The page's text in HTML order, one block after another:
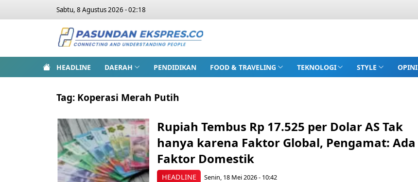
Sabtu, 8 Agustus 2026 - 02:18
HEADLINE DAERAH PENDIDIKAN FOOD & TRAVELING TEKNOLOGI STYLE OPINI
Tag: Koperasi Merah Putih
HEADLINE
Rupiah Tembus Rp 17.525 per Dolar AS Tak
hanya karena Faktor Global, Pengamat: Ada
Faktor Domestik
Senin, 18 Mei 2026 - 10:42